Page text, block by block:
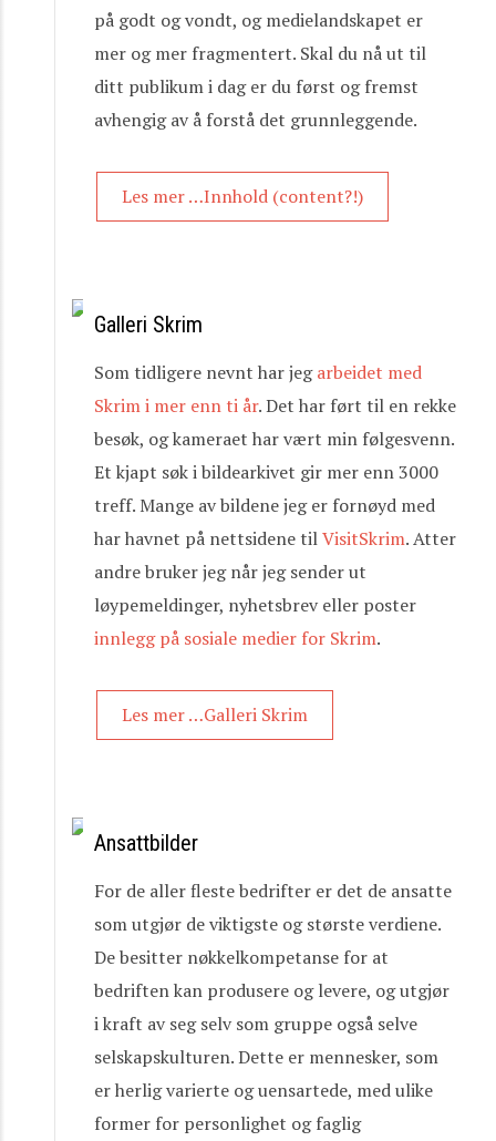
på godt og vondt, og medielandskapet er
mer og mer fragmentert. Skal du nå ut til
ditt publikum i dag er du først og fremst
avhengig av å forstå det grunnleggende.
Les mer …Innhold (content?!)
Galleri Skrim
Som tidligere nevnt har jegarbeidet med
Skrim i mer enn ti år. Det har ført til en rekke
besøk, og kameraet har vært min følgesvenn.
Et kjapt søk i bildearkivet gir mer enn 3000
treff. Mange av bildene jeg er fornøyd med
har havnet på nettsidene tilVisitSkrim. Atter
andre bruker jeg når jeg sender ut
løypemeldinger, nyhetsbrev eller poster
innlegg på sosiale medier for Skrim.
Les mer …Galleri Skrim
Ansattbilder
For de aller fleste bedrifter er det de ansatte
som utgjør de viktigste og største verdiene.
De besitter nøkkelkompetanse for at
bedriften kan produsere og levere, og utgjør
i kraft av seg selv som gruppe også selve
selskapskulturen. Dette er mennesker, som
er herlig varierte og uensartede, med ulike
former for personlighet og faglig